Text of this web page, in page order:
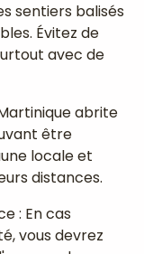
sentiers balisés
Évitez de
avec de
abrite
être
locale et
distances.
: En cas
vous devrez